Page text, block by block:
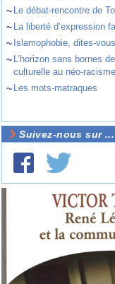
~ Le débat-rencontre de
~ La liberté d’expression
~ Islamophobie, dites-
~ L’horizon sans bornes
culturelle au néo-racisme
~ Les mots-matraques
Suivez-nous sur ...